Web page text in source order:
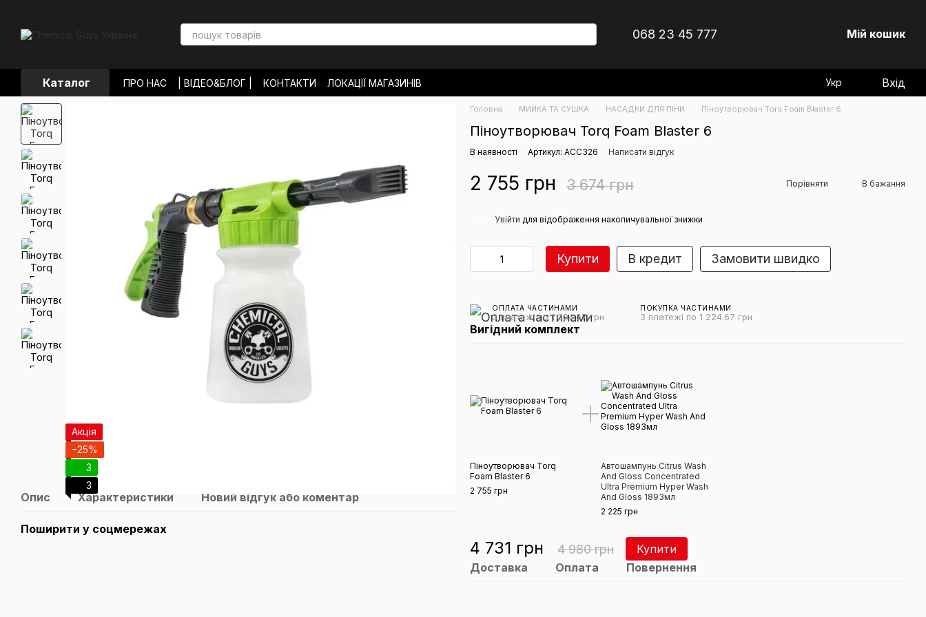
068 23 45 777 Мій кошик
Каталог ПРО НАС | ВІДЕО&БЛОГ | КОНТАКТИ
ЛОКАЦІЇ МАГАЗИНІВ
ОПЛАТА І ДОСТАВКА
ОБМІН ТА ПОВЕРНЕННЯ
Укр Вхід
Акція
−25%
3
3
Опис Характеристики Новий відгук або коментар
Поширити у соцмережах
Головна МИЙКА ТА СУШКА НАСАДКИ ДЛЯ ПІНИ Піноутворювач Torq Foam Blaster 6
Піноутворювач Torq Foam Blaster 6
В наявності Артикул: ACC326 Написати відгук
2 755 грн 3 674 грн Порівняти В бажання
Увійти для відображення накопичувальної знижки
Купити В кредит Замовити швидко
ОПЛАТА ЧАСТИНАМИ
3 платежі по 1 224.67 грн
ПОКУПКА ЧАСТИНАМИ
3 платежі по 1 224.67 грн
Вигідний комплект
Піноутворювач Torq
Foam Blaster 6
2 755 грн
Автошампунь Citrus Wash
And Gloss Concentrated
Ultra Premium Hyper Wash
And Gloss 1893мл
2 225 грн
4 731 грн 4 980 грн
Купити
Доставка
Оплата Повернення